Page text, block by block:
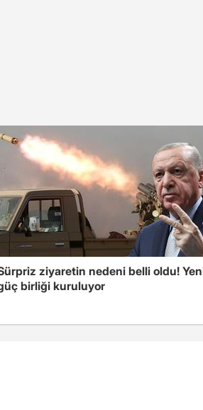
ziyaretin nedeni belli oldu!
birliği kuruluyor